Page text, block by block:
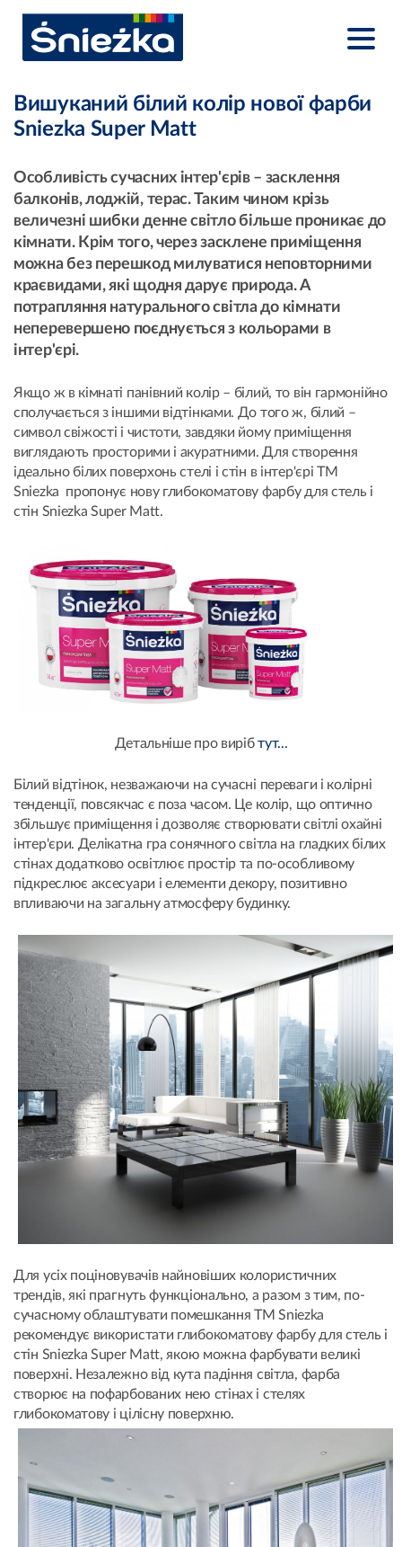
Вишуканий білий колір нової фарби
Sniezka Super Matt
Особливість сучасних інтер'єрів – засклення
балконів, лоджій, терас. Таким чином крізь
величезні шибки денне світло більше проникає до
кімнати. Крім того, через засклене приміщення
можна без перешкод милуватися неповторними
краєвидами, які щодня дарує природа. А
потрапляння натурального світла до кімнати
неперевершено поєднується з кольорами в
інтер'єрі.
Якщо ж в кімнаті панівний колір – білий, то він гармонійно
сполучається з іншими відтінками. До того ж, білий –
символ свіжості і чистоти, завдяки йому приміщення
виглядають просторими і акуратними. Для створення
ідеально білих поверхонь стелі і стін в інтер'єрі ТМ
Sniezka пропонує нову глибокоматову фарбу для стель і
стін Sniezka Super Matt.
Детальніше про вирібтут...
Білий відтінок, незважаючи на сучасні переваги і колірні
тенденції, повсякчас є поза часом. Це колір, що оптично
збільшує приміщення і дозволяє створювати світлі охайні
інтер'єри. Делікатна гра сонячного світла на гладких білих
стінах додатково освітлює простір та по-особливому
підкреслює аксесуари і елементи декору, позитивно
впливаючи на загальну атмосферу будинку.
Для усіх поціновувачів найновіших колористичних
трендів, які прагнуть функціонально, а разом з тим, по-
сучасному облаштувати помешкання ТМ Sniezka
рекомендує використати глибокоматову фарбу для стель і
стін Sniezka Super Matt, якою можна фарбувати великі
поверхні. Незалежно від кута падіння світла, фарба
створює на пофарбованих нею стінах і стелях
глибокоматову і цілісну поверхню.